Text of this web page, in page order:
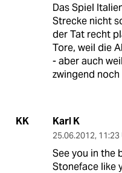
Das Spiel
Strecke nicht
der Tat recht
Tore, weil die
- aber auch
zwingend
KK Karl K
25.06.2012, 11:23
See you in the
Stoneface like